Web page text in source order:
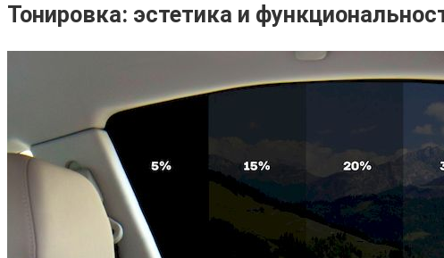
Тонировка: эстетика и